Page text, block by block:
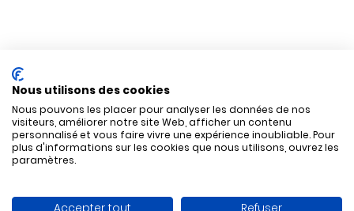
Nous utilisons des cookies
Nous pouvons les placer pour analyser les données de nos
visiteurs, améliorer notre site Web, afficher un contenu
personnalisé et vous faire vivre une expérience inoubliable. Pour
plus d'informations sur les cookies que nous utilisons, ouvrez les
paramètres.